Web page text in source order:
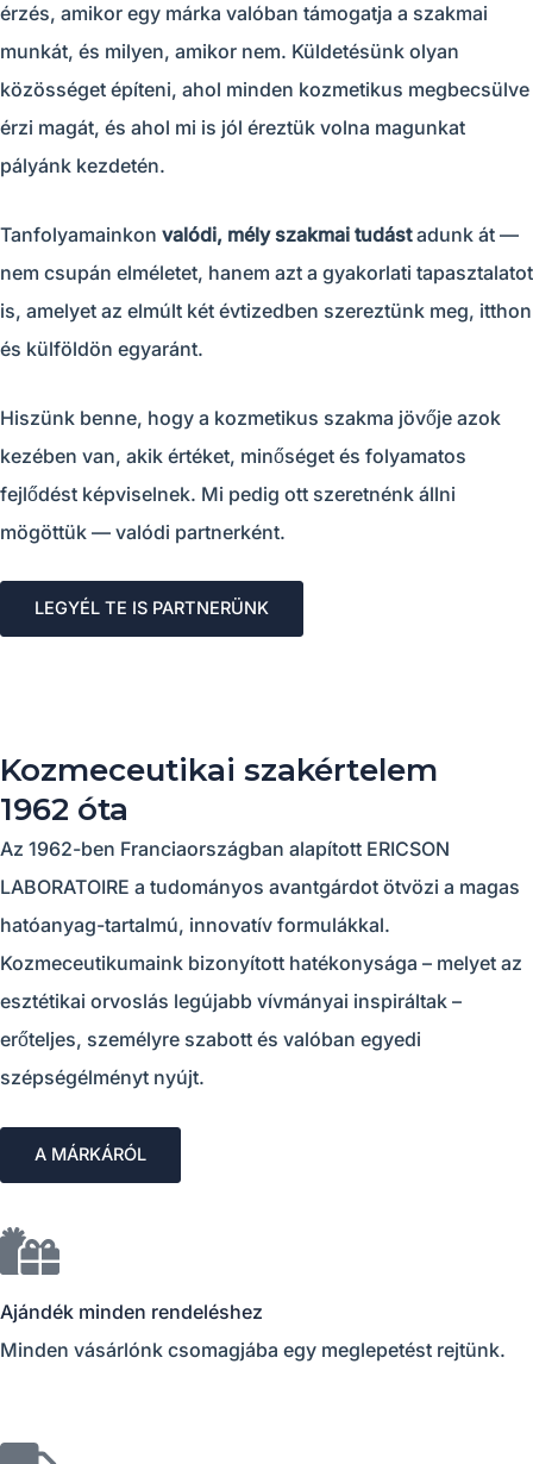
érzés, amikor egy márka valóban támogatja a szakmai
munkát, és milyen, amikor nem. Küldetésünk olyan
közösséget építeni, ahol minden kozmetikus megbecsülve
érzi magát, és ahol mi is jól éreztük volna magunkat
pályánk kezdetén.
Tanfolyamainkon valódi, mély szakmai tudástadunk át —
nem csupán elméletet, hanem azt a gyakorlati tapasztalatot
is, amelyet az elmúlt két évtizedben szereztünk meg, itthon
és külföldön egyaránt.
Hiszünk benne, hogy a kozmetikus szakma jövője azok
kezében van, akik értéket, minőséget és folyamatos
fejlődést képviselnek. Mi pedig ott szeretnénk állni
mögöttük — valódi partnerként.
LEGYÉL TE IS PARTNERÜNK
Kozmeceutikai szakértelem
1962 óta
Az 1962-ben Franciaországban alapított ERICSON
LABORATOIRE a tudományos avantgárdot ötvözi a magas
hatóanyag-tartalmú, innovatív formulákkal.
Kozmeceutikumaink bizonyított hatékonysága – melyet az
esztétikai orvoslás legújabb vívmányai inspiráltak –
erőteljes, személyre szabott és valóban egyedi
szépségélményt nyújt.
A MÁRKÁRÓL
Ajándék minden rendeléshez
Minden vásárlónk csomagjába egy meglepetést rejtünk.